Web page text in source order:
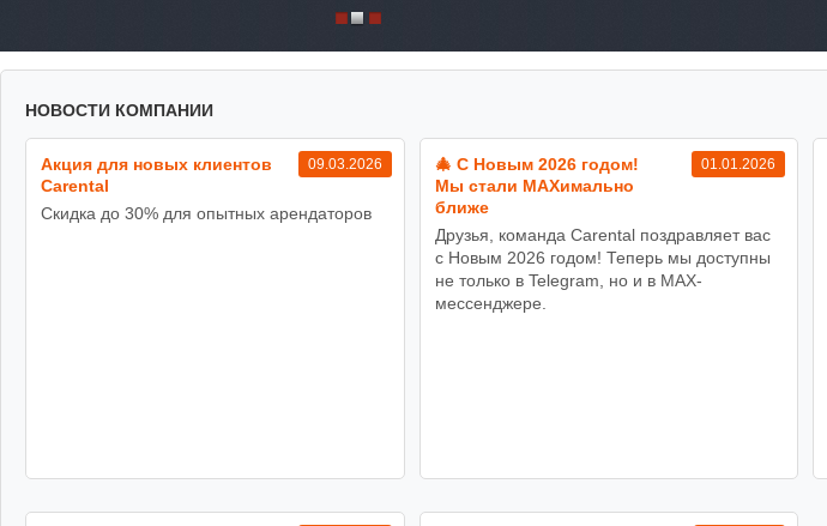
НОВОСТИ КОМПАНИИ
09.03.2026
Акция для новых клиентов
Carental
Скидка до 30% для опытных арендаторов
01.01.2026
🎄 С Новым 2026 годом!
Мы стали MAXимально
ближе
Друзья, команда Carental поздравляет вас
с Новым 2026 годом! Теперь мы доступны
не только в Telegram, но и в MAX-
мессенджере.